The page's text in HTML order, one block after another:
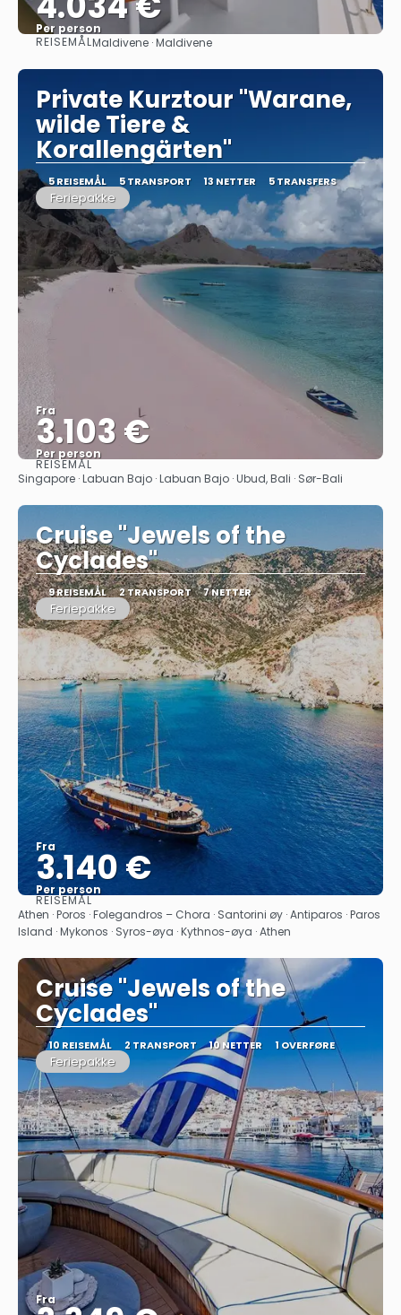
Per person
Se
REISEMÅLMaldivene · Maldivene
Private Kurztour "Warane,
wilde Tiere &
Korallengärten"
5 REISEMÅL 5 TRANSPORT 13 NETTER 5 TRANSFERS
Feriepakke
Fra
3.103 €
Per person
Se
REISEMÅL
Singapore · Labuan Bajo · Labuan Bajo · Ubud, Bali · Sør-Bali
Cruise "Jewels of the
Cyclades"
9 REISEMÅL 2 TRANSPORT 7 NETTER
Feriepakke
Fra
3.140 €
Per person
Se
REISEMÅL
Athen · Poros · Folegandros – Chora · Santorini øy · Antiparos · Paros
Island · Mykonos · Syros-øya · Kythnos-øya · Athen
Cruise "Jewels of the
Cyclades"
10 REISEMÅL 2 TRANSPORT 10 NETTER 1 OVERFØRE
Feriepakke
Fra